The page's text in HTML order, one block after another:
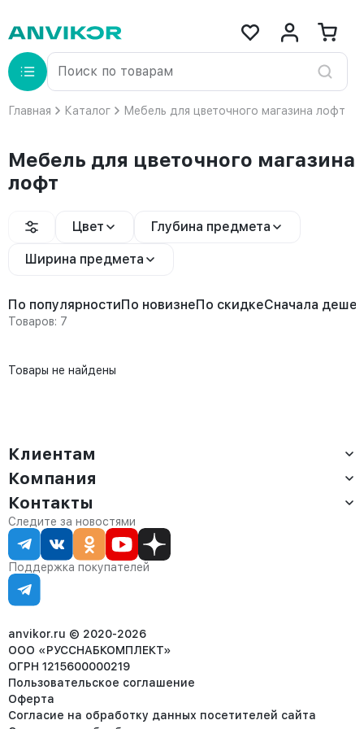
Главная Каталог Мебель для цветочного магазина лофт
Мебель для цветочного магазина
лофт
Цвет Глубина предмета
Ширина предмета
По популярностиПо новизнеПо скидкеСначала
Товаров: 7
Товары не найдены
Клиентам
Доставка
Оплата
Сервис
Статус заказа
Статьи
Компания
О компании
Контакты
Партнёрам
Контакты
Отдел продаж:
8 (800) 234-22-62
corp@anvikor.ru
Ежедневно, с 7:00-19:00 (МСК)
Отдел рекламации:
8 (953) 455-25-61
Следите за новостями
Поддержка покупателей
anvikor.ru © 2020-2026
ООО «РУССНАБКОМПЛЕКТ»
ОГРН 1215600000219
Пользовательское соглашение
Оферта
Согласие на обработку данных посетителей сайта